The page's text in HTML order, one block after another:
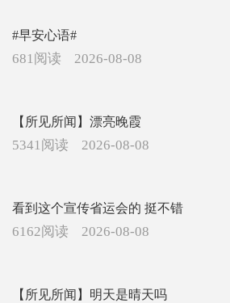
#早安心语#
681阅读 2026-08-08
【所见所闻】漂亮晚霞
5341阅读 2026-08-08
看到这个宣传省运会的 挺不错
6162阅读 2026-08-08
【所见所闻】明天是晴天吗